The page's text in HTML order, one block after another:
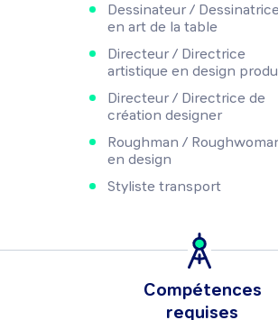
Dessinateur /
en art de la table
Directeur / Directrice
artistique en design
Directeur / Directrice de
création designer
Roughman /
en design
Styliste transport
Compétences
requises